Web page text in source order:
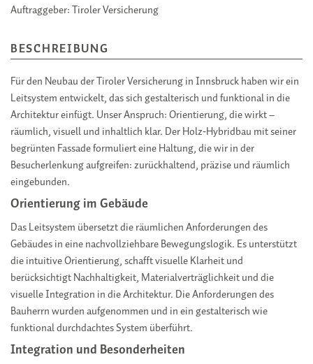
Auftraggeber:Tiroler Versicherung
BESCHREIBUNG
Für den Neubau der Tiroler Versicherung in Innsbruck haben wir ein
Leitsystem entwickelt, das sich gestalterisch und funktional in die
Architektur einfügt. Unser Anspruch: Orientierung, die wirkt –
räumlich, visuell und inhaltlich klar. Der Holz‑Hybridbau mit seiner
begrünten Fassade formuliert eine Haltung, die wir in der
Besucherlenkung aufgreifen: zurückhaltend, präzise und räumlich
eingebunden.
Orientierung im Gebäude
Das Leitsystem übersetzt die räumlichen Anforderungen des
Gebäudes in eine nachvollziehbare Bewegungslogik. Es unterstützt
die intuitive Orientierung, schafft visuelle Klarheit und
berücksichtigt Nachhaltigkeit, Materialverträglichkeit und die
visuelle Integration in die Architektur. Die Anforderungen des
Bauherrn wurden aufgenommen und in ein gestalterisch wie
funktional durchdachtes System überführt.
Integration und Besonderheiten